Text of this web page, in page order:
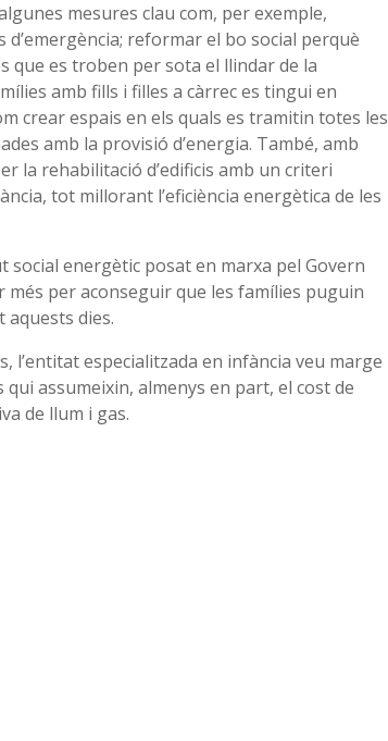
mesures clau com, per exemple,
reformar el bo social perquè
que es troben per sota el llindar de la
amb fills i filles a càrrec es tingui en
crear espais en els quals es tramitin totes les
amb la provisió d’energia. També, amb
la rehabilitació d’edificis amb un criteri
tot millorant l’eficiència energètica de les
social energètic posat en marxa pel Govern
per aconseguir que les famílies puguin
dies.
l’entitat especialitzada en infància veu marge
assumeixin, almenys en part, el cost de
de llum i gas.